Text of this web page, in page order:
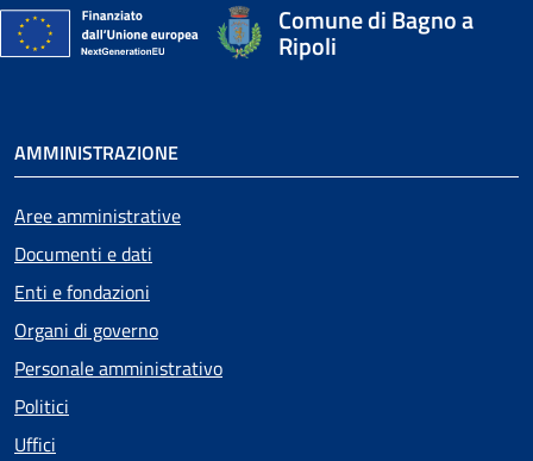
Comune di Bagno a
Ripoli
AMMINISTRAZIONE
Aree amministrative
Documenti e dati
Enti e fondazioni
Organi di governo
Personale amministrativo
Politici
Uffici